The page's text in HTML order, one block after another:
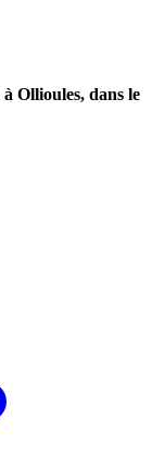
Ollioules, dans le